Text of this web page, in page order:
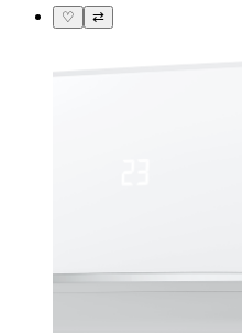
♡ ⇄